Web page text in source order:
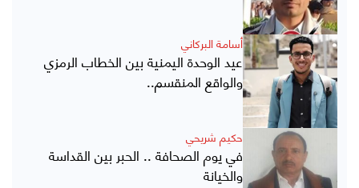
أسامة البركاني
عيد الوحدة اليمنية بين الخطاب الرمزي
والواقع المنقسم..
حكيم شريحي
في يوم الصحافة .. الحبر بين القداسة
والخيانة